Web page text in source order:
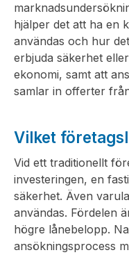
hjälper det att ha en
användas och hur
erbjuda säkerhet
ekonomi, samt att
samlar in offerter
Vilket
Vid ett traditionellt
investeringen, en
säkerhet. Även
användas. Fördelen
högre lånebelopp.
ansökningsprocess